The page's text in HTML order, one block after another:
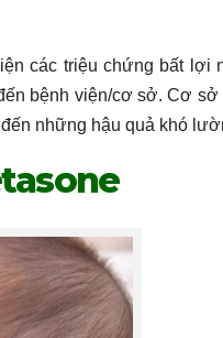
các triệu chứng bất lợi
bệnh viện/cơ sở. Cơ sở
những hậu quả khó